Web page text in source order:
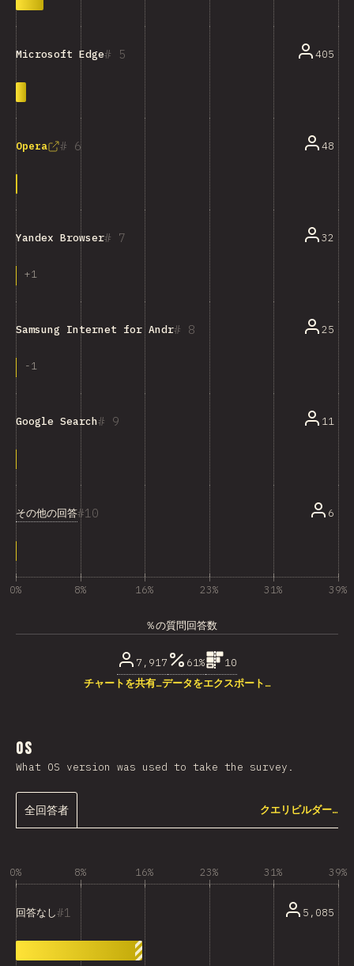
5
Microsoft Edge 405
6
Opera 48
7
Yandex Browser
+1
32
8
Samsung Internet for Android
-1
25
9
Google Search 11
10
その他の回答 6
0% 8% 16% 23% 31% 39%
％の質問回答数
7,917 61%
10
チャートを共有…データをエクスポート…
OS
What OS version was used to take the survey.
全回答者 クエリビルダー…
0% 8% 16% 23% 31% 39%
1
回答なし 5,085